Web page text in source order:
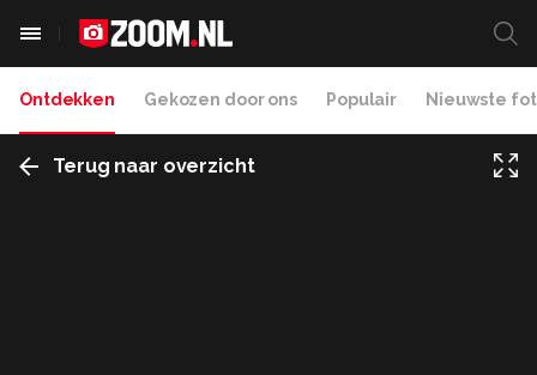
Ontdekken Gekozen door ons Populair Nieuwste
Terug naar overzicht